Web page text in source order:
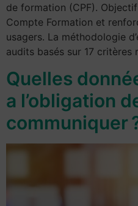
de formation (CPF).
Compte Formation et
usagers. La méthodologie
audits basés sur 17
Quelles
a l’obligation
communiquer